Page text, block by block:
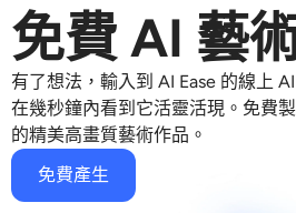
AI視頻
文字轉視頻
圖像轉視頻
視覺特效
AI圖像
以圖生圖
人工智慧工具
免費 AI 藝
有了想法，輸入到 AI Ease 的線上
在幾秒鐘內看到它活靈活現。免費
的精美高畫質藝術作品。
免費產生